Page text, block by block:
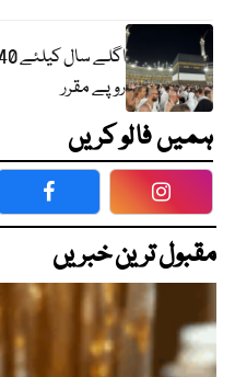
روپے مقرر
ہمیں فالو کریں
Facebook
مقبول ترین خبریں